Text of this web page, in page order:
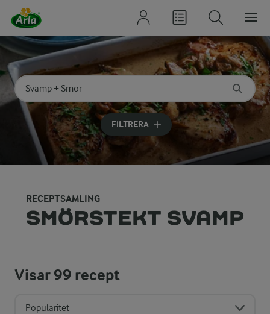
Sök på kategori eller ingrediens
Skriv in sökord för att få förslag
FILTRERA
RECEPTSAMLING
SMÖRSTEKT SVAMP
Visar99 recept
Popularitet